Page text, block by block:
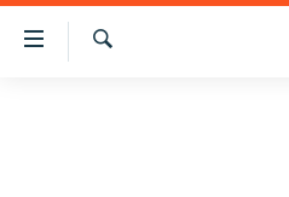
Accessibility